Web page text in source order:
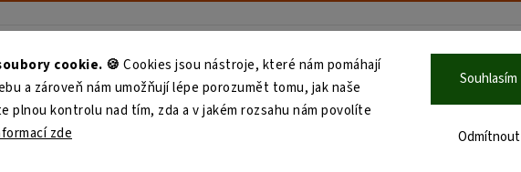
cookie. 🍪 Cookies jsou nástroje, které nám pomáhají
a zároveň nám umožňují lépe porozumět tomu, jak naše
plnou kontrolu nad tím, zda a v jakém rozsahu nám povolíte
zde Odmítnout
Souhlasím
Podmínky akcí Obchodní podmínky Podmínky ochrany osobních údajů